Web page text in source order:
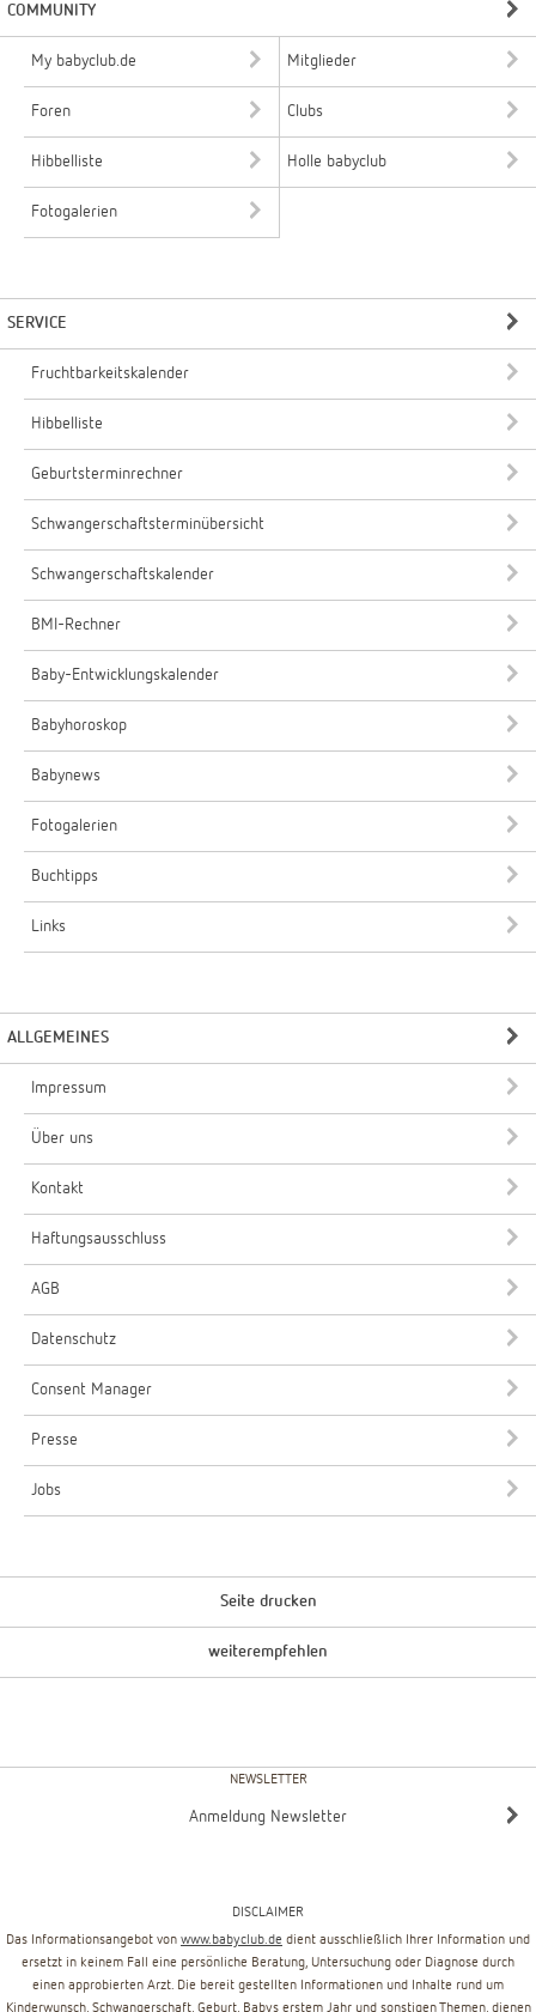
COMMUNITY
My babyclub.de Mitglieder
Foren Clubs
Hibbelliste Holle babyclub
Fotogalerien
SERVICE
Fruchtbarkeitskalender
Hibbelliste
Geburtsterminrechner
Schwangerschaftsterminübersicht
Schwangerschaftskalender
BMI-Rechner
Baby-Entwicklungskalender
Babyhoroskop
Babynews
Fotogalerien
Buchtipps
Links
ALLGEMEINES
Impressum
Über uns
Kontakt
Haftungsausschluss
AGB
Datenschutz
Consent Manager
Presse
Jobs
Seite drucken
weiterempfehlen
NEWSLETTER
Anmeldung Newsletter
DISCLAIMER
Das Informationsangebot von www.babyclub.de dient ausschließlich Ihrer Information und
ersetzt in keinem Fall eine persönliche Beratung, Untersuchung oder Diagnose durch
einen approbierten Arzt. Die bereit gestellten Informationen und Inhalte rund um
Kinderwunsch, Schwangerschaft, Geburt, Babys erstem Jahr und sonstigen Themen, dienen